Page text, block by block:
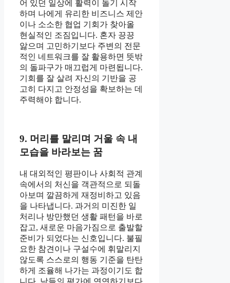
어 있던 일상에 활력이 돌기 시작
하며 나에게 유리한 비즈니스 제안
이나 소소한 협업 기회가 찾아올
현실적인 조짐입니다. 혼자 끙끙
앓으며 고민하기보다 주변의 전문
적인 네트워크를 잘 활용하면 뜻밖
의 돌파구가 매끄럽게 마련됩니다.
기회를 잘 살려 자신의 기반을 공
고히 다지고 안정성을 확보하는 데
주력해야 합니다.
9. 머리를 말리며 거울 속 내
모습을 바라보는 꿈
내 대외적인 평판이나 사회적 관계
속에서의 처신을 객관적으로 되돌
아보며 깔끔하게 재정비하고 있음
을 나타냅니다. 과거의 미진한 일
처리나 방만했던 생활 패턴을 바로
잡고, 새로운 마음가짐으로 출발할
준비가 되었다는 신호입니다. 불필
요한 참견이나 구설수에 휘말리지
않도록 스스로의 행동 기준을 탄탄
하게 조율해 나가는 과정이기도 합